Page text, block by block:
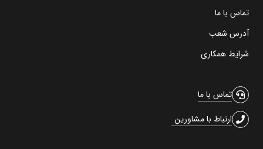
تماس با ما
آدرس شعب
شرایط همکاری
تماس با ما
ارتباط با مشاورین